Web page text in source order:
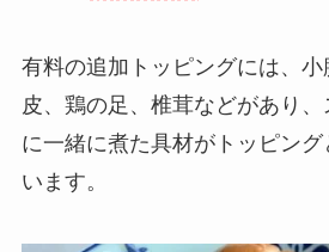
有料の追加トッピングには、
皮、鶏の足、椎茸などがあり
に一緒に煮た具材がトッピン
います。